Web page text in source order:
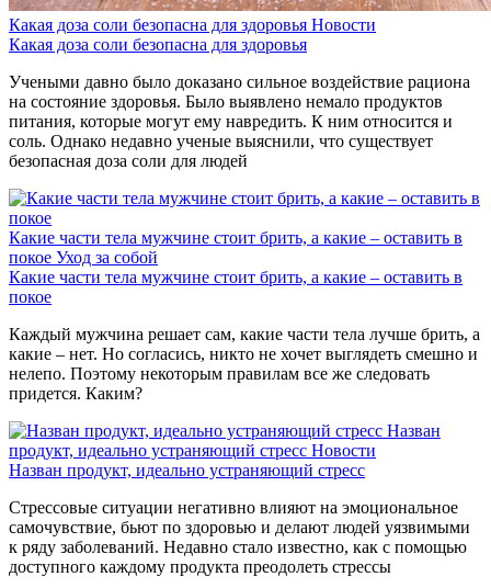
Какая доза соли безопасна для здоровья Новости
Какая доза соли безопасна для здоровья
Учеными давно было доказано сильное воздействие рациона
на состояние здоровья. Было выявлено немало продуктов
питания, которые могут ему навредить. К ним относится и
соль. Однако недавно ученые выяснили, что существует
безопасная доза соли для людей
Какие части тела мужчине стоит брить, а какие – оставить в
покое Уход за собой
Какие части тела мужчине стоит брить, а какие – оставить в
покое
Каждый мужчина решает сам, какие части тела лучше брить, а
какие – нет. Но согласись, никто не хочет выглядеть смешно и
нелепо. Поэтому некоторым правилам все же следовать
придется. Каким?
Назван
продукт, идеально устраняющий стресс Новости
Назван продукт, идеально устраняющий стресс
Стрессовые ситуации негативно влияют на эмоциональное
самочувствие, бьют по здоровью и делают людей уязвимыми
к ряду заболеваний. Недавно стало известно, как с помощью
доступного каждому продукта преодолеть стрессы